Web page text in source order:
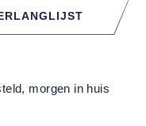
morgen in huis